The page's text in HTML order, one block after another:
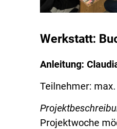
Werkstatt:
Anleitung:
Teilnehmer:
Projektwoche